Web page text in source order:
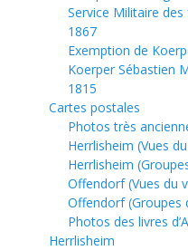
Service Militaire
1867
Exemption de
Koerper Sébastien
1815
Cartes postales
Photos très
Herrlisheim (Vues
Herrlisheim
Offendorf (Vues du
Offendorf (Groupes
Photos des livres
Herrlisheim